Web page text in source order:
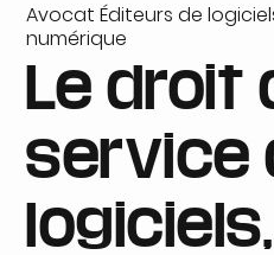
Avocat Éditeurs de
numérique
Le droit
service